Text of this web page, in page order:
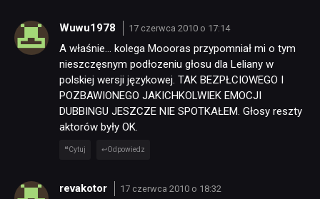
Wuwu1978 17 czerwca 2010 o 17:14
A właśnie… kolega Moooras przypomniał mi o tym
nieszczęsnym podłozeniu głosu dla Leliany w
polskiej wersji językowej. TAK BEZPŁCIOWEGO I
POZBAWIONEGO JAKICHKOLWIEK EMOCJI
DUBBINGU JESZCZE NIE SPOTKAŁEM. Głosy reszty
aktorów były OK.
Cytuj Odpowiedz
revakotor 17 czerwca 2010 o 18:32